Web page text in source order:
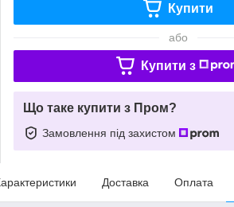
Купити
або
Купити з
Що таке купити з Пром?
Замовлення під захистом
Доставка Оплата